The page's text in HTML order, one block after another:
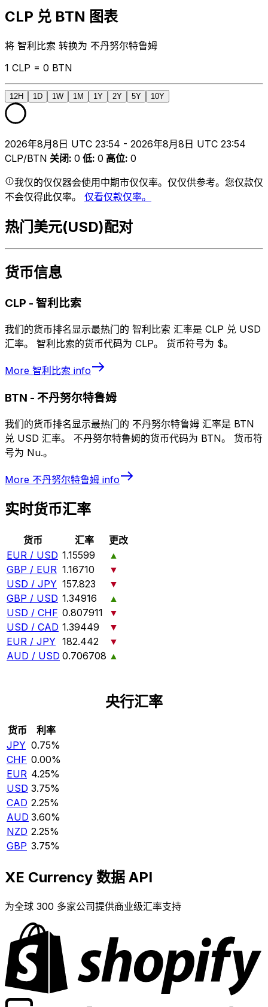
CLP 兑 BTN 图表
将 智利比索 转换为 不丹努尔特鲁姆
1 CLP = 0 BTN
12H 1D 1W 1M 1Y 2Y 5Y 10Y
2026年8月8日 UTC 23:54 - 2026年8月8日 UTC 23:54
CLP/BTN 关闭: 0 低: 0 高位: 0
我仅的仅仅器会使用中期市仅仅率。仅仅供参考。您仅款仅
不会仅得此仅率。 仅看仅款仅率。
热门美元(USD)配对
货币信息
CLP - 智利比索
我们的货币排名显示最热门的 智利比索 汇率是 CLP 兑 USD
汇率。 智利比索的货币代码为 CLP。 货币符号为 $。
More 智利比索 info
BTN - 不丹努尔特鲁姆
我们的货币排名显示最热门的 不丹努尔特鲁姆 汇率是 BTN
兑 USD 汇率。 不丹努尔特鲁姆的货币代码为 BTN。 货币符
号为 Nu.。
More 不丹努尔特鲁姆 info
实时货币汇率
货币 汇率
更改
EUR / USD 1.15599
▲
GBP / EUR 1.16710
▼
USD / JPY 157.823
▼
GBP / USD 1.34916
▲
USD / CHF 0.807911
▼
USD / CAD 1.39449
▼
EUR / JPY 182.442
▼
AUD / USD 0.706708 ▲
央行汇率
货币
利率
JPY 0.75%
CHF 0.00%
EUR 4.25%
USD 3.75%
CAD 2.25%
AUD 3.60%
NZD 2.25%
GBP 3.75%
XE Currency 数据 API
为全球 300 多家公司提供商业级汇率支持